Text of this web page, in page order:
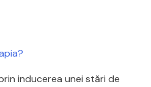
inducerea unei stări de